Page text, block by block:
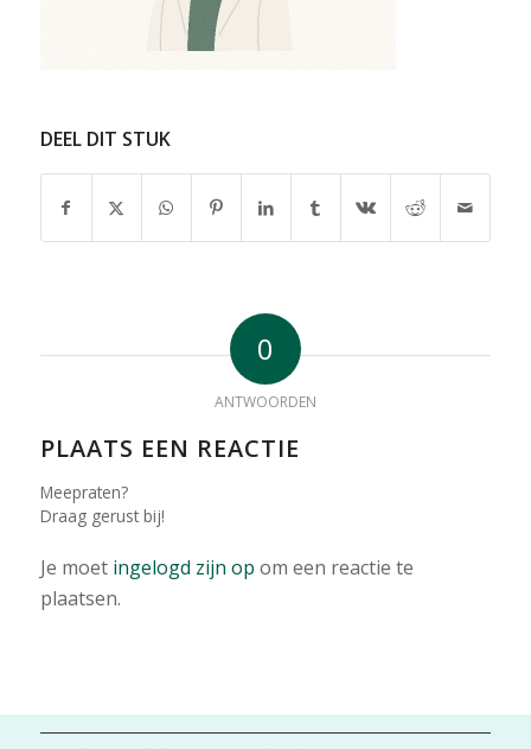
DEEL DIT STUK
0
ANTWOORDEN
PLAATS EEN REACTIE
Meepraten?
Draag gerust bij!
Je moet ingelogd zijn op om een reactie te
plaatsen.